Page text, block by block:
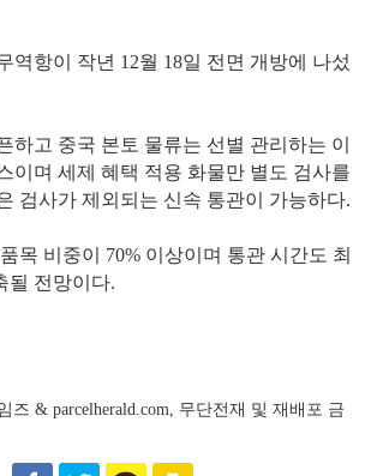
역항이 작년 12월 18일 전면 개방에 나섰
하고 중국 본토 물류는 선별 관리하는 이
이며 세제 혜택 적용 화물만 별도 검사를
검사가 제외되는 신속 통관이 가능하다.
목 비중이 70% 이상이며 통관 시간도 최
될 전망이다.
& parcelherald.com, 무단전재 및 재배포 금